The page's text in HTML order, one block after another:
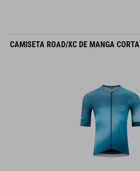
CAMISETA ROAD/XC DE MANGA CORTA